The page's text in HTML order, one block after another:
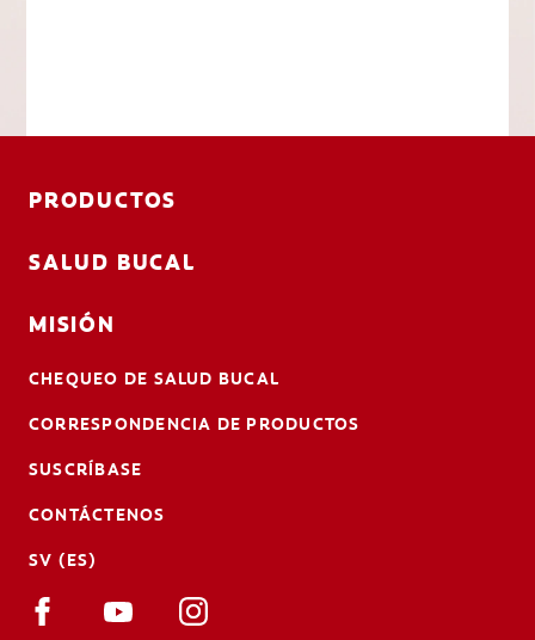
PRODUCTOS
SALUD BUCAL
MISIÓN
CHEQUEO DE SALUD BUCAL
CORRESPONDENCIA DE PRODUCTOS
SUSCRÍBASE
CONTÁCTENOS
SV (ES)